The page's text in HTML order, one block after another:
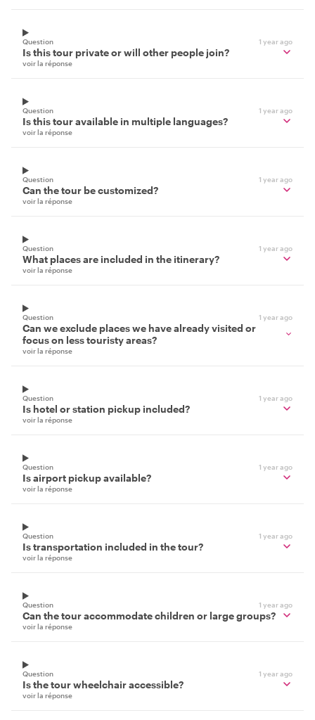
Question 1 year ago
Is this tour private or will other people join?
voir la réponse
Question 1 year ago
Is this tour available in multiple languages?
voir la réponse
Question 1 year ago
Can the tour be customized?
voir la réponse
Question 1 year ago
What places are included in the itinerary?
voir la réponse
Question 1 year ago
Can we exclude places we have already visited or
focus on less touristy areas?
voir la réponse
Question 1 year ago
Is hotel or station pickup included?
voir la réponse
Question 1 year ago
Is airport pickup available?
voir la réponse
Question 1 year ago
Is transportation included in the tour?
voir la réponse
Question 1 year ago
Can the tour accommodate children or large groups?
voir la réponse
Question 1 year ago
Is the tour wheelchair accessible?
voir la réponse